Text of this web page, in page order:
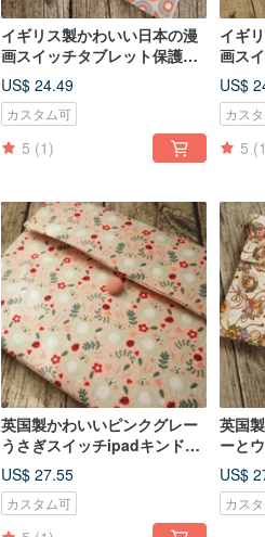
イギリス製かわいい日本の漫
画スイッチタブレット保護ス
リーブコンピューターバッグ
収納バッグ
US$ 24.49
カスタム可
5 (1)
イギ
画ス
リー
収納
US$
カス
5
英国製かわいいピンクグレー
うさぎスイッチipadキンドル
macbookコンピュータケース
US$ 27.55
カスタム可
英国
ーと
ュー
バー
US$
カス